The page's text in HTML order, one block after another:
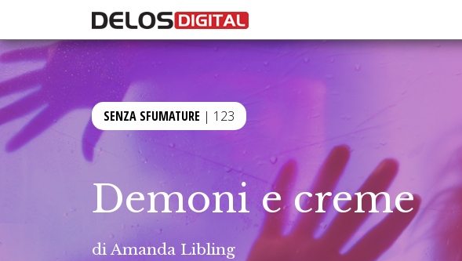
SENZA SFUMATURE | 123
Demoni e creme
di Amanda Libling